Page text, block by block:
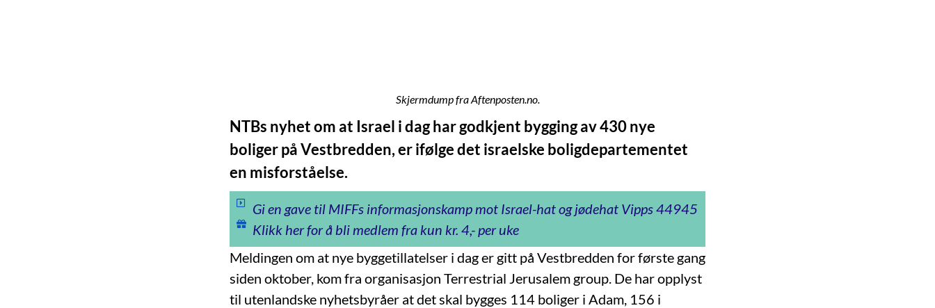
Skjermdump fra Aftenposten.no.
NTBs nyhet om at Israel i dag har godkjent bygging av 430 nye
boliger på Vestbredden, er ifølge det israelske boligdepartementet
en misforståelse.
Gi en gave til MIFFs informasjonskamp mot Israel-hat og jødehat Vipps 44945
Klikk her for å bli medlem fra kun kr. 4,- per uke
Meldingen om at nye byggetillatelser i dag er gitt på Vestbredden for første gang
siden oktober, kom fra organisasjon Terrestrial Jerusalem group. De har opplyst
til utenlandske nyhetsbyråer at det skal bygges 114 boliger i Adam, 156 i